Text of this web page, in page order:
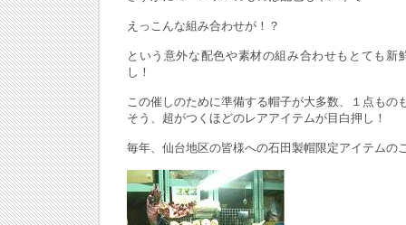
えっこんな組み合わせが！？
という意外な配色や素材の組み合わせもとても新
し！
この催しのために準備する帽子が大多数、１点もの
そう、超がつくほどのレアアイテムが目白押し！
毎年、仙台地区の皆様への石田製帽限定アイテムの